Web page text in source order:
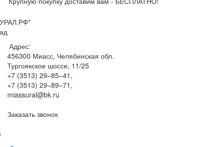
Адрес:
456300 Миасс, Челябинская обл.
Тургоякское шоссе, 11/25
+7 (3513) 29–85–41 ,
+7 (3513) 29–89–71 ,
miassural@bk.ru
Заказать звонок